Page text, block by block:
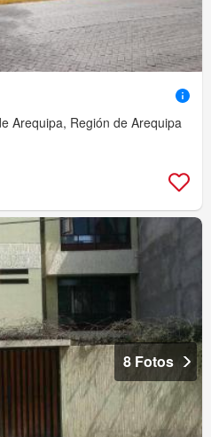
Arequipa, Región de Arequipa
8 Fotos